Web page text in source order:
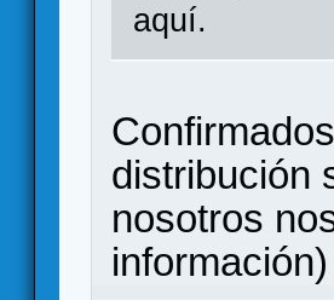
aquí.
distribución
nosotros
información)